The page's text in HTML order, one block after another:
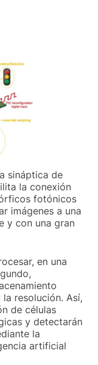
sináptica de
la conexión
fotónicos
imágenes a una
y con una gran
en una
resolución. Así,
de células
y detectarán
la
artificial